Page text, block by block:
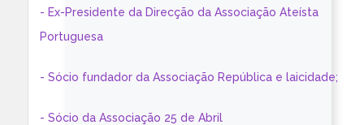
- Ex-Presidente da Direcção da Associação Ateísta
Portuguesa
- Sócio fundador da Associação República e laicidade;
- Sócio da Associação 25 de Abril